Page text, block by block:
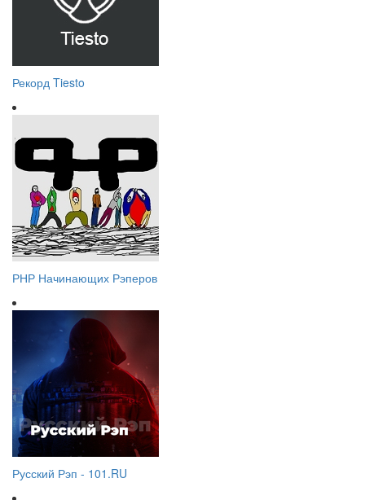
Рекорд Tiesto
РНР Начинающих Рэперов
Русский Рэп - 101.RU